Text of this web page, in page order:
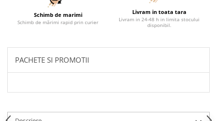
Schimb de marimi
Schimb de mărimi rapid prin curier
Livram in toata tara
Livram in 24-48 h in limita stocului
disponibil.
PACHETE SI PROMOTII